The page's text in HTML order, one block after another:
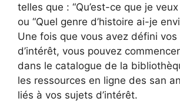
telles que : “Qu’est-ce que je
ou “Quel genre d’histoire ai-je
Une fois que vous avez défini vos
d’intérêt, vous pouvez
dans le catalogue de la
les ressources en ligne des san
liés à vos sujets d’intérêt.